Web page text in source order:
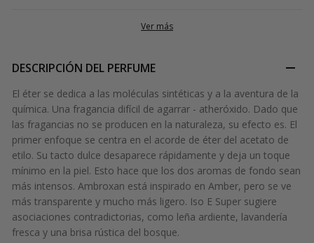
Ver más
DESCRIPCIÓN DEL PERFUME
El éter se dedica a las moléculas sintéticas y a la aventura de la
química. Una fragancia difícil de agarrar - atheróxido. Dado que
las fragancias no se producen en la naturaleza, su efecto es. El
primer enfoque se centra en el acorde de éter del acetato de
etilo. Su tacto dulce desaparece rápidamente y deja un toque
mínimo en la piel. Esto hace que los dos aromas de fondo sean
más intensos. Ambroxan está inspirado en Amber, pero se ve
más transparente y mucho más ligero. Iso E Super sugiere
asociaciones contradictorias, como leña ardiente, lavandería
fresca y una brisa rústica del bosque.